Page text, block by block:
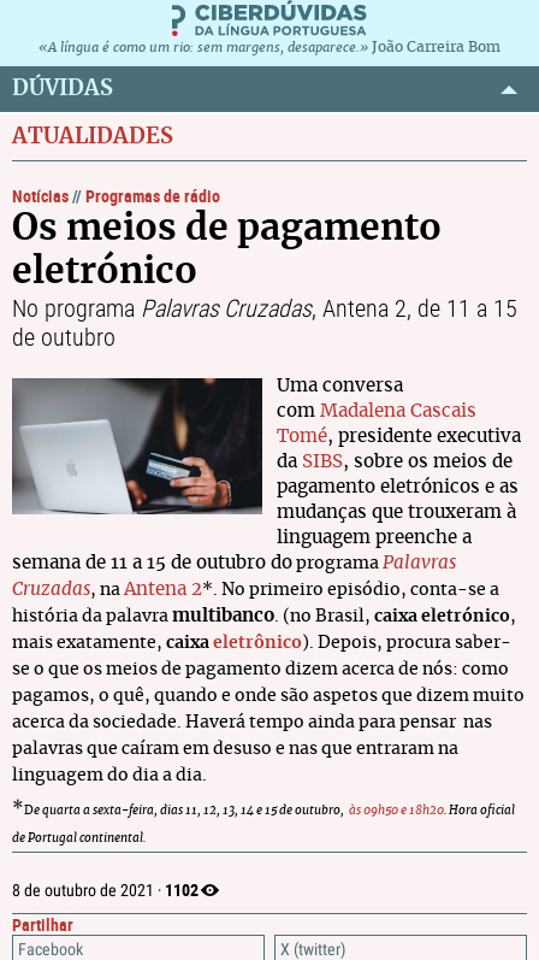
«A língua é como um rio: sem margens, desaparece.» João Carreira Bom
DÚVIDAS
ATUALIDADES
8 de outubro de 2021 · 1102
Partilhar
Facebook
X (twitter)
Notícias//Programas de rádio
Os meios de pagamento
eletrónico
No programa Palavras Cruzadas, Antena 2, de 11 a 15
de outubro
Uma conversa
com Madalena Cascais
Tomé, presidente executiva
da SIBS, sobre os meios de
pagamento eletrónicos e as
mudanças que trouxeram à
linguagem preenche a
semana de 11 a 15 de outubro do programa Palavras
Cruzadas, naAntena 2*. No primeiro episódio, conta-se a
história da palavra multibanco. (no Brasil, caixa eletrónico,
mais exatamente, caixa eletrônico ). Depois, procura saber-
se o que os meios de pagamento dizem acerca de nós: como
pagamos, o quê, quando e onde são aspetos que dizem muito
acerca da sociedade. Haverá tempo ainda para pensar nas
palavras que caíram em desuso e nas que entraram na
linguagem do dia a dia.
*De quarta a sexta-feira, dias 11, 12, 13, 14 e 15 de outubro, às 09h50 e 18h20. Hora oficial
de Portugal continental.